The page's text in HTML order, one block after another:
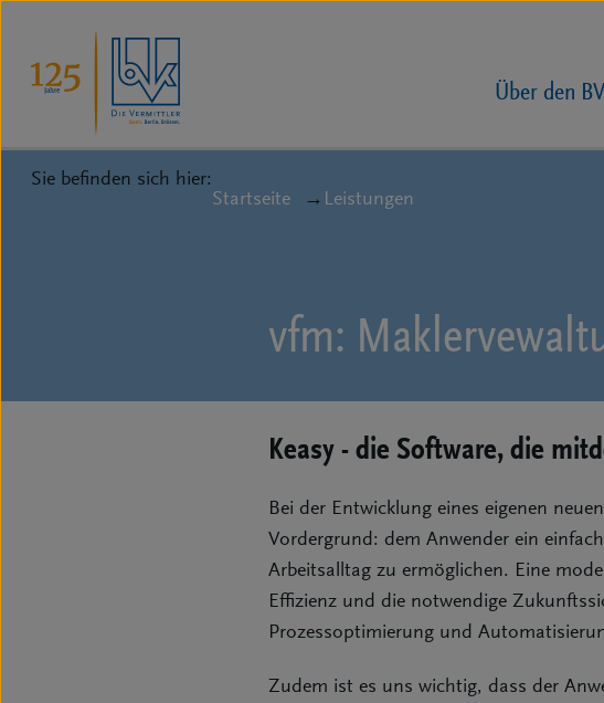
Über den
Sie befinden sich hier:
Startseite
Leistungen
vfm:
Keasy - die Software, die
Bei der Entwicklung eines eigenen
Vordergrund: dem Anwender ein
Arbeitsalltag zu ermöglichen. Eine
Effizienz und die notwendige
Prozessoptimierung und
Zudem ist es uns wichtig, dass der